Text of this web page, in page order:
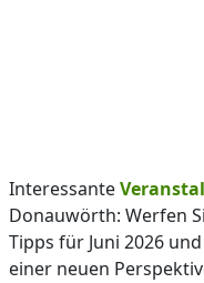
Interessante
Donauwörth: Werfen
Tipps für Juni 2026
einer neuen